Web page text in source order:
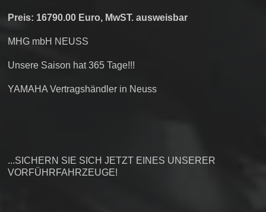
Preis: 16790.00 Euro, MwST. ausweisbar
MHG mbH NEUSS
Unsere Saison hat 365 Tage!!!
YAMAHA Vertragshändler in Neuss
...SICHERN SIE SICH JETZT EINES UNSERER
VORFÜHRFAHRZEUGE!